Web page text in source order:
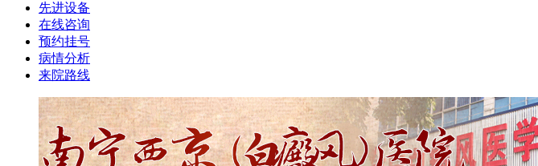
先进设备
在线咨询
预约挂号
病情分析
来院路线